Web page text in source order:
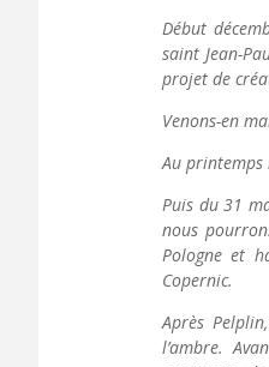
Début
saint Jean-
projet de
Venons-en
Au printemps
Puis du 31
nous
Pologne et
Copernic.
Après
l’ambre.